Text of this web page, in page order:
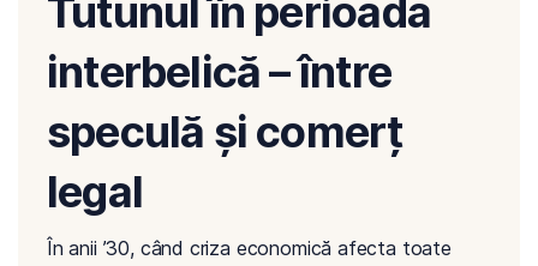
Tutunul în perioada
interbelică – între
speculă și comerț
legal
În anii ’30, când criza economică afecta toate